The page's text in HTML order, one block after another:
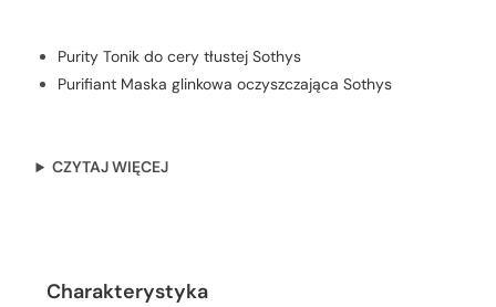
Purity Tonik do cery tłustej Sothys
Purifiant Maska glinkowa oczyszczająca Sothys
CZYTAJ WIĘCEJ
Charakterystyka